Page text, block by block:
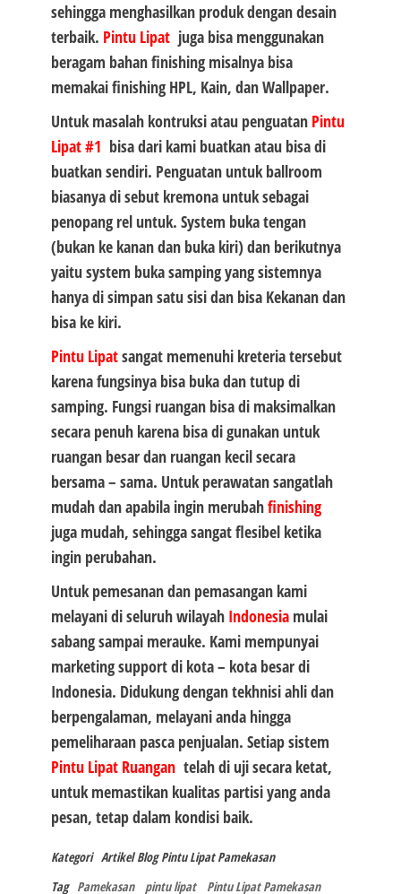
sehingga menghasilkan produk dengan desain
terbaik. Pintu Lipat juga bisa menggunakan
beragam bahan finishing misalnya bisa
memakai finishing HPL, Kain, dan Wallpaper.
Untuk masalah kontruksi atau penguatan Pintu
Lipat #1 bisa dari kami buatkan atau bisa di
buatkan sendiri. Penguatan untuk ballroom
biasanya di sebut kremona untuk sebagai
penopang rel untuk. System buka tengan
(bukan ke kanan dan buka kiri) dan berikutnya
yaitu system buka samping yang sistemnya
hanya di simpan satu sisi dan bisa Kekanan dan
bisa ke kiri.
Pintu Lipatsangat memenuhi kreteria tersebut
karena fungsinya bisa buka dan tutup di
samping. Fungsi ruangan bisa di maksimalkan
secara penuh karena bisa di gunakan untuk
ruangan besar dan ruangan kecil secara
bersama – sama. Untuk perawatan sangatlah
mudah dan apabila ingin merubahfinishing
juga mudah, sehingga sangat flesibel ketika
ingin perubahan.
Untuk pemesanan dan pemasangan kami
melayani di seluruh wilayah Indonesiamulai
sabang sampai merauke. Kami mempunyai
marketing support di kota – kota besar di
Indonesia. Didukung dengan tekhnisi ahli dan
berpengalaman, melayani anda hingga
pemeliharaan pasca penjualan. Setiap sistem
Pintu Lipat Ruangan telah di uji secara ketat,
untuk memastikan kualitas partisi yang anda
pesan, tetap dalam kondisi baik.
Kategori Artikel Blog Pintu Lipat Pamekasan
Tag Pamekasan pintu lipat Pintu Lipat Pamekasan